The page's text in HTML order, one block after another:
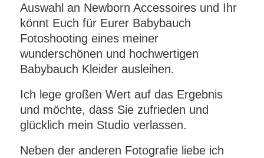
Auswahl an Newborn Accessoires und Ihr
könnt Euch für Eurer Babybauch
Fotoshooting eines meiner
wunderschönen und hochwertigen
Babybauch Kleider ausleihen.
Ich lege großen Wert auf das Ergebnis
und möchte, dass Sie zufrieden und
glücklich mein Studio verlassen.
Neben der anderen Fotografie liebe ich